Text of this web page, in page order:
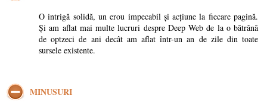
O intrigă solidă, un erou impecabil și acțiune la fiecare pagină.
Și am aflat mai multe lucruri despre Deep Web de la o bătrână
de optzeci de ani decât am aflat într-un an de zile din toate
sursele existente.
MINUSURI